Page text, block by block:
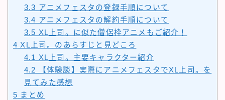
3.3 アニメフェスタの登録手順について
3.4 アニメフェスタの解約手順について
3.5 XL上司。に似た僧侶枠アニメもご紹介！
4 XL上司。のあらすじと見どころ
4.1 XL上司。主要キャラクター紹介
4.2
【体験談】実際にアニメフェスタでXL上司。を
見てみた感想
5 まとめ